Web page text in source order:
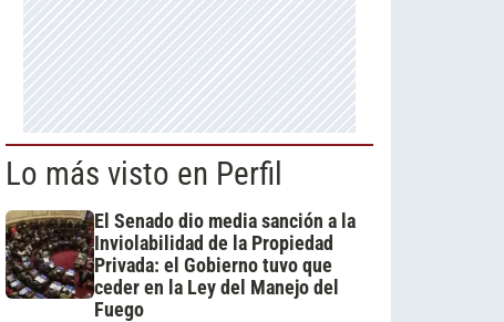
Lo más visto en Perfil
El Senado dio media sanción a la
Inviolabilidad de la Propiedad
Privada: el Gobierno tuvo que
ceder en la Ley del Manejo del
Fuego